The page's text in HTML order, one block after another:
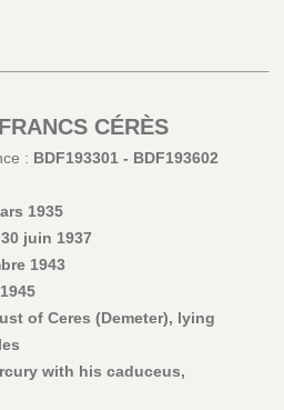
CÉRÈS
: BDF193301 - BDF193602
1935
juin 1937
1943
of Ceres (Demeter), lying
with his caduceus,